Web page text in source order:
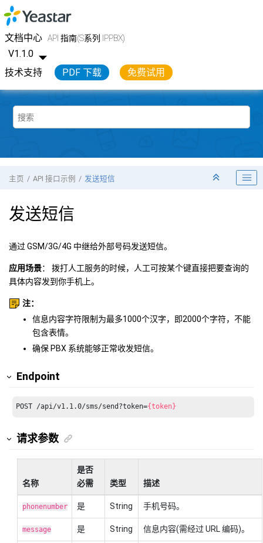
跳转到主要内容
文档中心 API 指南(S系列 IPPBX)
V1.1.0
技术支持
PDF 下载 免费试用
Yeastar API 开发手册
主页 API 接口示例 发送短信
发送短信
通过 GSM/3G/4G 中继给外部号码发送短信。
应用场景： 拨打人工服务的时候，人工可按某个键直接把要查询的
具体内容发到你手机上。
注：
信息内容字符限制为最多1000个汉字，即2000个字符，不能
包含表情。
确保 PBX 系统能够正常收发短信。
Endpoint
POST /api/v1.1.0/sms/send?token={token}
请求参数
名称
是否
必需
类型 描述
phonenumber 是 String 手机号码。
message 是 String 信息内容(需经过 URL 编码)。